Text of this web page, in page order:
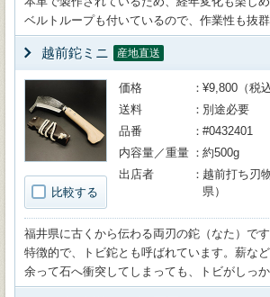
ベルトループも付いているので、作業性も抜群
越前鉈ミニ 産地直送
比較する
価格
¥9,800（税込
送料
別途必要
品番
#0432401
内容量／重量
約500g
出店者
越前打ち刃
県）
福井県に古くから伝わる両刃の鉈（なた）で
特徴的で、トビ鉈とも呼ばれています。薪な
余って石へ衝突してしまっても、トビがしっか